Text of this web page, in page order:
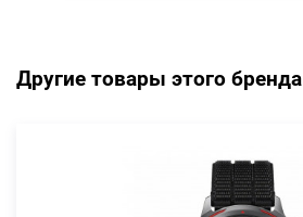
Другие товары этого бренда